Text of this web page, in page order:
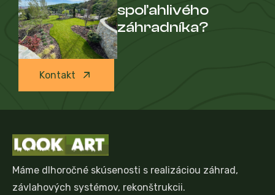
spoľahlivého
záhradníka?
Kontakt
Máme dlhoročné skúsenosti s realizáciou záhrad,
závlahových systémov, rekonštrukcii.